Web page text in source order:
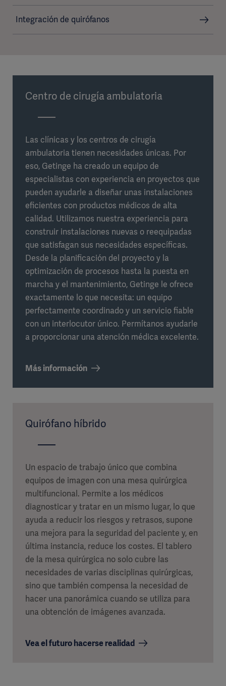
Integración de quirófanos
Centro de cirugía ambulatoria
Las clínicas y los centros de cirugía
ambulatoria tienen necesidades únicas. Por
eso, Getinge ha creado un equipo de
especialistas con experiencia en proyectos que
pueden ayudarle a diseñar unas instalaciones
eficientes con productos médicos de alta
calidad. Utilizamos nuestra experiencia para
construir instalaciones nuevas o reequipadas
que satisfagan sus necesidades específicas.
Desde la planificación del proyecto y la
optimización de procesos hasta la puesta en
marcha y el mantenimiento, Getinge le ofrece
exactamente lo que necesita: un equipo
perfectamente coordinado y un servicio fiable
con un interlocutor único. Permítanos ayudarle
a proporcionar una atención médica excelente.
Más información
Quirófano híbrido
Un espacio de trabajo único que combina
equipos de imagen con una mesa quirúrgica
multifuncional. Permite a los médicos
diagnosticar y tratar en un mismo lugar, lo que
ayuda a reducir los riesgos y retrasos, supone
una mejora para la seguridad del paciente y, en
última instancia, reduce los costes. El tablero
de la mesa quirúrgica no solo cubre las
necesidades de varias disciplinas quirúrgicas,
sino que también compensa la necesidad de
hacer una panorámica cuando se utiliza para
una obtención de imágenes avanzada.
Vea el futuro hacerse realidad